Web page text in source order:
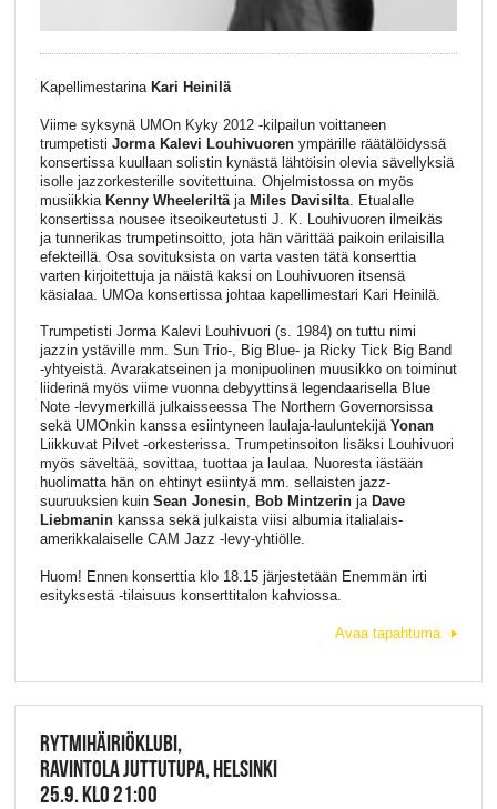
Kapellimestarina Kari Heinilä
Viime syksynä UMOn Kyky 2012 -kilpailun voittaneen
trumpetisti Jorma Kalevi Louhivuorenympärille räätälöidyssä
konsertissa kuullaan solistin kynästä lähtöisin olevia sävellyksiä
isolle jazzorkesterille sovitettuina. Ohjelmistossa on myös
musiikkia Kenny Wheeleriltäja Miles Davisilta. Etualalle
konsertissa nousee itseoikeutetusti J. K. Louhivuoren ilmeikäs
ja tunnerikas trumpetinsoitto, jota hän värittää paikoin erilaisilla
efekteillä. Osa sovituksista on varta vasten tätä konserttia
varten kirjoitettuja ja näistä kaksi on Louhivuoren itsensä
käsialaa. UMOa konsertissa johtaa kapellimestari Kari Heinilä.
Trumpetisti Jorma Kalevi Louhivuori (s. 1984) on tuttu nimi
jazzin ystäville mm. Sun Trio-, Big Blue- ja Ricky Tick Big Band
-yhtyeistä. Avarakatseinen ja monipuolinen muusikko on toiminut
liiderinä myös viime vuonna debyyttinsä legendaarisella Blue
Note -levymerkillä julkaisseessa The Northern Governorsissa
sekä UMOnkin kanssa esiintyneen laulaja-lauluntekijä Yonan
Liikkuvat Pilvet -orkesterissa. Trumpetinsoiton lisäksi Louhivuori
myös säveltää, sovittaa, tuottaa ja laulaa. Nuoresta iästään
huolimatta hän on ehtinyt esiintyä mm. sellaisten jazz-
suuruuksien kuin Sean Jonesin, Bob Mintzerinja Dave
Liebmaninkanssa sekä julkaista viisi albumia italialais-
amerikkalaiselle CAM Jazz -levy-yhtiölle.
Huom! Ennen konserttia klo 18.15 järjestetään Enemmän irti
esityksestä -tilaisuus konserttitalon kahviossa.
Avaa tapahtuma
RYTMIHÄIRIÖKLUBI,
RAVINTOLA JUTTUTUPA, HELSINKI
25.9. KLO 21:00